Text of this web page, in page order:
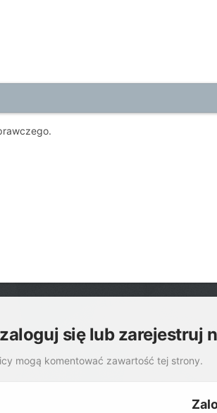
się lub zarejestruj
mogą komentować zawartość tej strony.